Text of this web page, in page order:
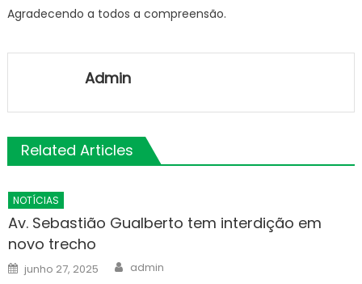
Agradecendo a todos a compreensão.
Admin
Related Articles
NOTÍCIAS
Av. Sebastião Gualberto tem interdição em
novo trecho
Posted
on
junho 27, 2025 Author
admin